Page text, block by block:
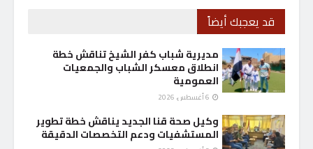
قد يعجبك أيضاً
مديرية شباب كفر الشيخ تناقش خطة
انطلاق معسكر الشباب والجمعيات
العمومية
وكيل صحة قنا الجديد يناقش خطة تطوير
المستشفيات ودعم التخصصات الدقيقة